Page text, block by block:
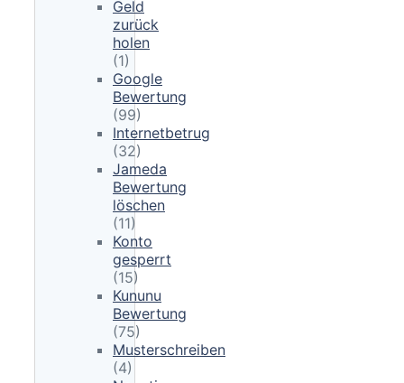
Geld
zurück
holen
(1)
Google
Bewertung
(99)
Internetbetrug
(32)
Jameda
Bewertung
löschen
(11)
Konto
gesperrt
(15)
Kununu
Bewertung
(75)
Musterschreiben
(4)